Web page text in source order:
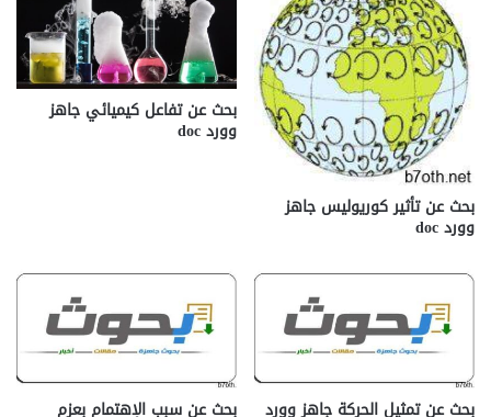
بحث عن تأثير كوريوليس جاهز
وورد doc
بحث عن تفاعل كيميائي جاهز
وورد doc
بحث عن تمثيل الحركة جاهز وورد بحث عن سبب الإهتمام بعزم